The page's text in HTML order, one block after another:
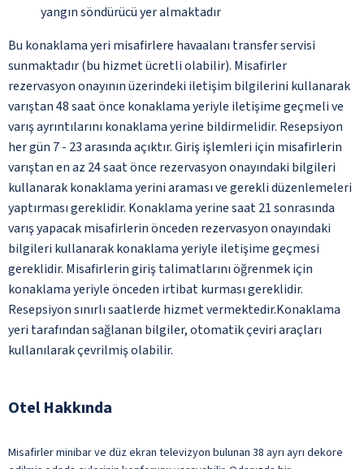
yangın söndürücü yer almaktadır
Bu konaklama yeri misafirlere havaalanı transfer servisi
sunmaktadır (bu hizmet ücretli olabilir). Misafirler
rezervasyon onayının üzerindeki iletişim bilgilerini kullanarak
varıştan 48 saat önce konaklama yeriyle iletişime geçmeli ve
varış ayrıntılarını konaklama yerine bildirmelidir. Resepsiyon
her gün 7 - 23 arasında açıktır. Giriş işlemleri için misafirlerin
varıştan en az 24 saat önce rezervasyon onayındaki bilgileri
kullanarak konaklama yerini araması ve gerekli düzenlemeleri
yaptırması gereklidir. Konaklama yerine saat 21 sonrasında
varış yapacak misafirlerin önceden rezervasyon onayındaki
bilgileri kullanarak konaklama yeriyle iletişime geçmesi
gereklidir. Misafirlerin giriş talimatlarını öğrenmek için
konaklama yeriyle önceden irtibat kurması gereklidir.
Resepsiyon sınırlı saatlerde hizmet vermektedir.Konaklama
yeri tarafından sağlanan bilgiler, otomatik çeviri araçları
kullanılarak çevrilmiş olabilir.
Otel Hakkında
Misafirler minibar ve düz ekran televizyon bulunan 38 ayrı ayrı dekore